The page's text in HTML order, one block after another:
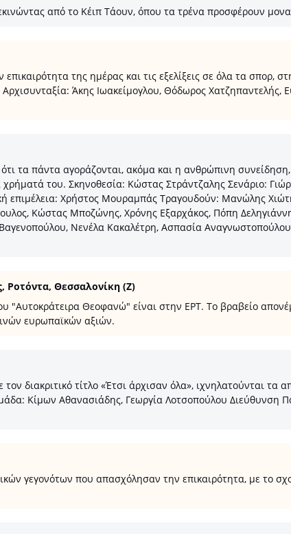
από το Κέιπ Τάουν, όπου τα τρένα προσφέρουν
της ημέρας και τις εξελίξεις σε όλα τα σπορ,
Άκης Ιωακείμογλου, Θόδωρος
τα πάντα αγοράζονται, ακόμα και η ανθρώπινη
χρήματά του. Σκηνοθεσία: Κώστας Στράντζαλης Σενάριο:
Χρήστος Μουραμπάς Τραγουδούν: Μανώλης
Κώστας Μποζώνης, Χρόνης Εξαρχάκος, Πόπη
Νενέλα Κακαλέτρη, Ασπασία
Ροτόντα, Θεσσαλονίκη (Z)
Θεοφανώ" είναι στην ΕΡΤ. Το βραβείο
ευρωπαϊκών αξιών.
διακριτικό τίτλο «Έτσι άρχισαν όλα», ιχνηλατούνται
Κίμων Αθανασιάδης, Γεωργία Λοτσοπούλου
γεγονότων που απασχόλησαν την επικαιρότητα, με το